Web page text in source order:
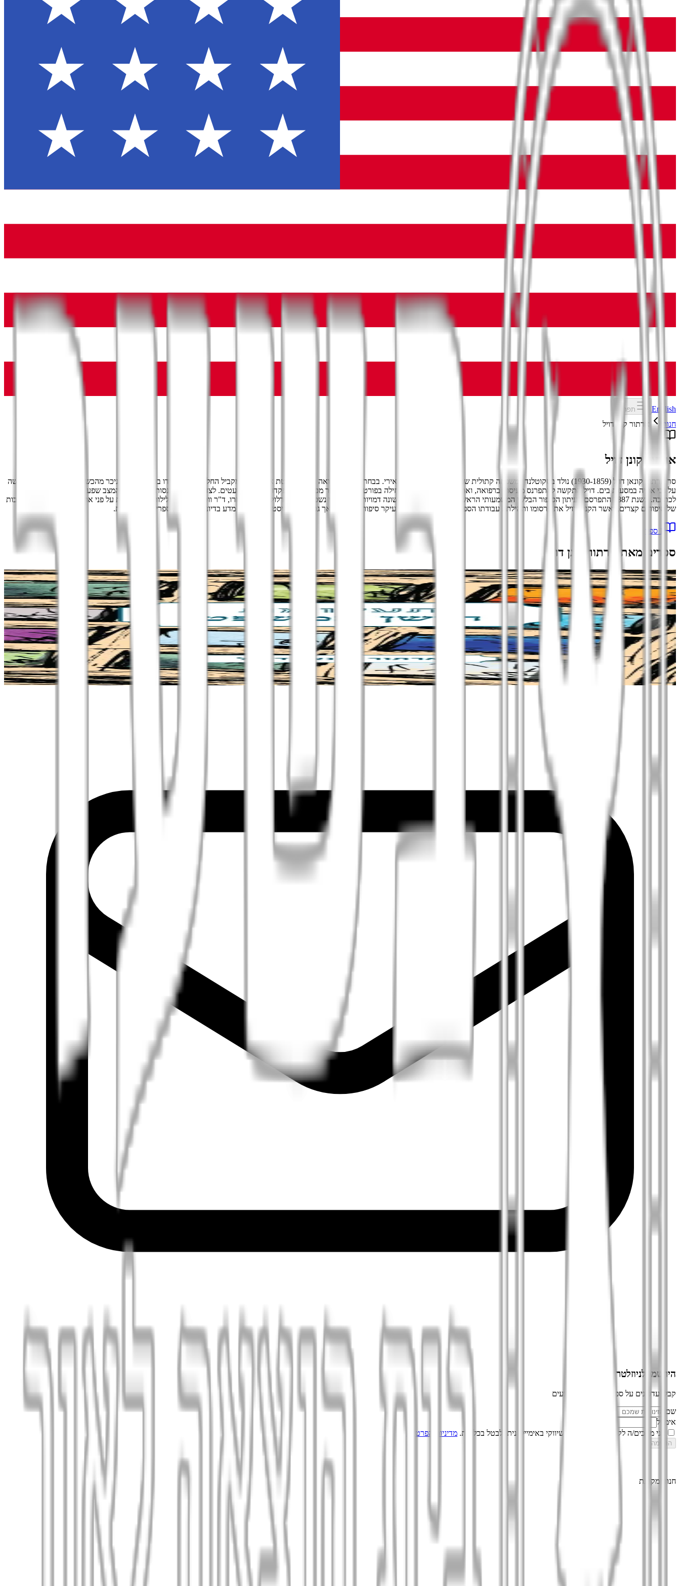
English תפריט
חנות ארתור קונן דויל
ארתור קונן דויל
סר ארתור קונאן דויל (1930-1859) נולד בסקוטלנד למשפחה קתולית שמרנית ואמידה ממוצא אירי. בבחרותו למד רפואה באוניברסיטת אדינבורו ובמקביל החל לשלוח את ידו בכתיבה. חלק ניכר מהכשרתו המעשית כרופא עשה
על גבי אוניה במסעות בים. דויל התקשה להתפרנס מעיסוק ברפואה, ואת המרפאות שפתח, תחילה בפורטסמות ולאחר מכן בלונדון, פקדו מטופלים מעטים. לצד מיעוט ההכנסות, הביא עמו המצב שפע של זמן, אותו ניצל דויל
לכתיבה. בשנת 1887 התפרסם בעיתון הסיפור הבלשי המשמעותי הראשון שלו, בו הופיעו לראשונה דמויותיהם הבלתי נשכחות של שרלוק הולמס ועוזרו, ד"ר ווטסון, אשר עלילותיהם נפרשות על פני ארבעה רומנים ועשרות רבות
של סיפורים קצרים, ואשר הקנו לדויל את פרסומו ותהילתו. עבודתו הספרותית הענפה כוללת בעיקר סיפורת בלשית, אך גם רומנים היסטוריים, ספרי מדע בדיוני, מאמרים, ספרי שירה ומחזות.
ספר
ספרים מאת ארתור קונן דויל
הוספה לסל
סדרת קלאסיקה לנוער
תעלומת חושן המשפט
סיפור קצר
ארתור קונן דויל
הירשמו לניוזלטר
קבלו עדכונים על ספרים חדשים ומבצעים
שם
אימייל
אני מסכים/ה לקבל עדכונים ותוכן שיווקי באימייל. ניתן לבטל בכל עת. מדיניות הפרטיות
הרשמה
חנות מקוונת